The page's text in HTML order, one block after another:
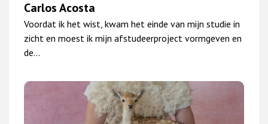
Carlos Acosta
Voordat ik het wist, kwam het einde van mijn studie in
zicht en moest ik mijn afstudeerproject vormgeven en
de…